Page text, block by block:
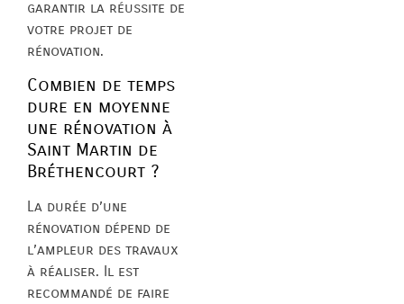
garantir la réussite de
votre projet de
rénovation.
Combien de temps
dure en moyenne
une rénovation à
Saint Martin de
Bréthencourt ?
La durée d’une
rénovation dépend de
l’ampleur des travaux
à réaliser. Il est
recommandé de faire